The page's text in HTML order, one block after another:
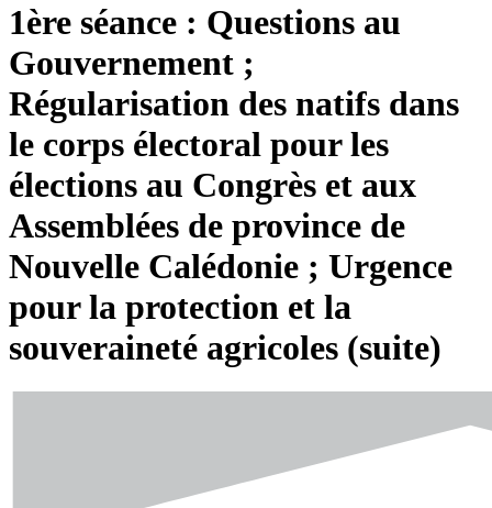
1ère séance : Questions au
Gouvernement ;
Régularisation des natifs dans
le corps électoral pour les
élections au Congrès et aux
Assemblées de province de
Nouvelle Calédonie ; Urgence
pour la protection et la
souveraineté agricoles (suite)